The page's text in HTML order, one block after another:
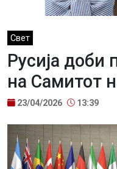
Свет
Русија доби
на Самитот
23/04/2026 13:39